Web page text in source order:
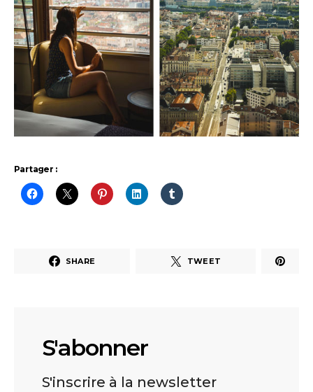
Partager :
SHARE TWEET
S'abonner
S'inscrire à la newsletter